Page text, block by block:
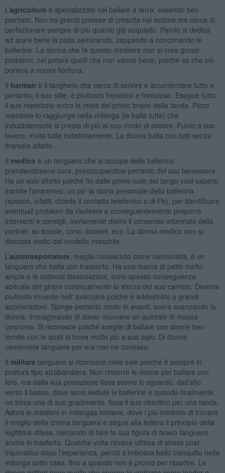
L’agricoltore è specializzato nel ballare a terra, essendo ben
piantato. Non ha grandi pretese di crescita nel settore ma cerca di
perfezionare sempre di più quanto già acquisito. Perciò si dedica
ad arare bene la pista seminando, zappando e concimando le
ballerine. La donna che fa questo mestiere non si crea grossi
problemi, nel potare quelli che non vanno bene, poiché sa che ciò
porterà a nuova fioritura.
Il barman è il tanghero che cerca di servire e accontentare tutte e
pertanto, il suo stile, è piuttosto frenetico e frettoloso. Esegue tutto
il suo repertorio entro la metà del primo brano della tanda. Picco
massimo lo raggiunge nella milonga (le balla tutte) che
indubbiamente si presta di più al suo modo di essere. Punto a suo
favore, invita tutte indistintamente. La donna balla con tutti senza
tirarsela affatto.
Il medico è un tanguero che si occupa della ballerina
prendendosene cura, preoccupandosi pertanto del suo benessere.
Ha un solo difetto poiché fin dalle prime note del tango vuol sapere,
tramite l’anamnesi, un po’ la storia personale della ballerina
(spesso, infatti, chiede il contatto telefonico o di Fb), per identificare
eventuali problemi da risolvere e conseguentemente proporre
interventi e consigli, ovviamente dietro il consenso informato della
partner, su scuole, corsi, docenti, ecc. La donna medico non si
discosta molto dal modello maschile.
L’autotrasportatore , meglio conosciuto come camionista, è un
tanguero che balla con trasporto. Ha una marca di petto molto
ampia e le notevoli dissociazioni, sono spesso conseguenza
abituale del girare continuamente lo sterzo del suo camion. Diventa
piuttosto irruente nell' avanzare poiché è addestrato a grandi
accelerazioni. Spinge pertanto molto in avanti, sovra avanzando la
donna, immaginando di dover muovere un quintale di massa
corporea. Si riconosce poiché sceglie di ballare con donne ben
tornite con le quali si trova molto più a suo agio. Di donne
camioniste tanguere per ora non ne conosco.
Il militare tanguero si riconosce nelle sale perché è sempre in
postura tipo alzabandiera. Non rincorre le donne per ballare con
loro, ma dalla sua postazione fissa scorre lo sguardo, dall’alto
verso il basso, dove sono sedute le ballerine e quando finalmente,
ne trova una di suo gradimento, fissa il suo obiettivo per una tanda.
Adora le missioni in milongas lontane, dove i più credono di trovare
il meglio della crema tanguera e segue alla lettera il principio della
legittima difesa, cercando di fare la sua figura di bravo tanguero
anche in trasferta. Qualche volta rimane vittima di stress post
traumatico dopo l’esperienza, perciò s’imbosca bello tranquillo nella
milonga sotto casa, fino a quando non è pronto per ripartire. Le